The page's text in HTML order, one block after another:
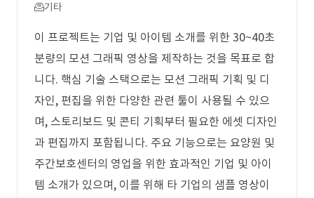
기타
이 프로젝트는 기업 및 아이템 소개를 위한 30~40초
분량의 모션 그래픽 영상을 제작하는 것을 목표로 합
니다. 핵심 기술 스택으로는 모션 그래픽 기획 및 디
자인, 편집을 위한 다양한 관련 툴이 사용될 수 있으
며, 스토리보드 및 콘티 기획부터 필요한 에셋 디자인
과 편집까지 포함됩니다. 주요 기능으로는 요양원 및
주간보호센터의 영업을 위한 효과적인 기업 및 아이
템 소개가 있으며, 이를 위해 타 기업의 샘플 영상이